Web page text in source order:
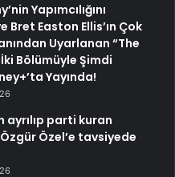
Yapımcılığını
Bret Easton Ellis’ın Çok
Uyarlanan “The
Bölümüyle Şimdi
Yayında!
ayrılıp parti kuran
Özel’e tavsiyede